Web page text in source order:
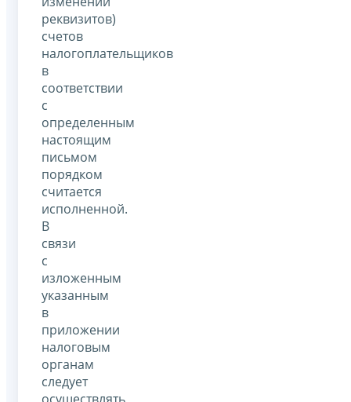
реквизитов)
счетов
налогоплательщиков
в
соответствии
с
определенным
настоящим
письмом
порядком
считается
исполненной.
В
связи
с
изложенным
указанным
в
приложении
налоговым
органам
следует
осуществлять